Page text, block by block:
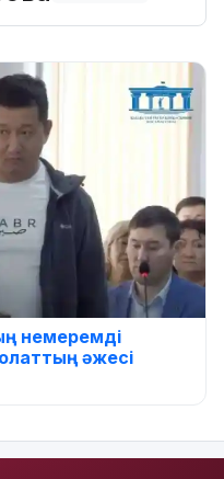
немеремді
әжесі